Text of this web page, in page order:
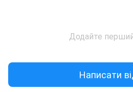
Додайте
Написати